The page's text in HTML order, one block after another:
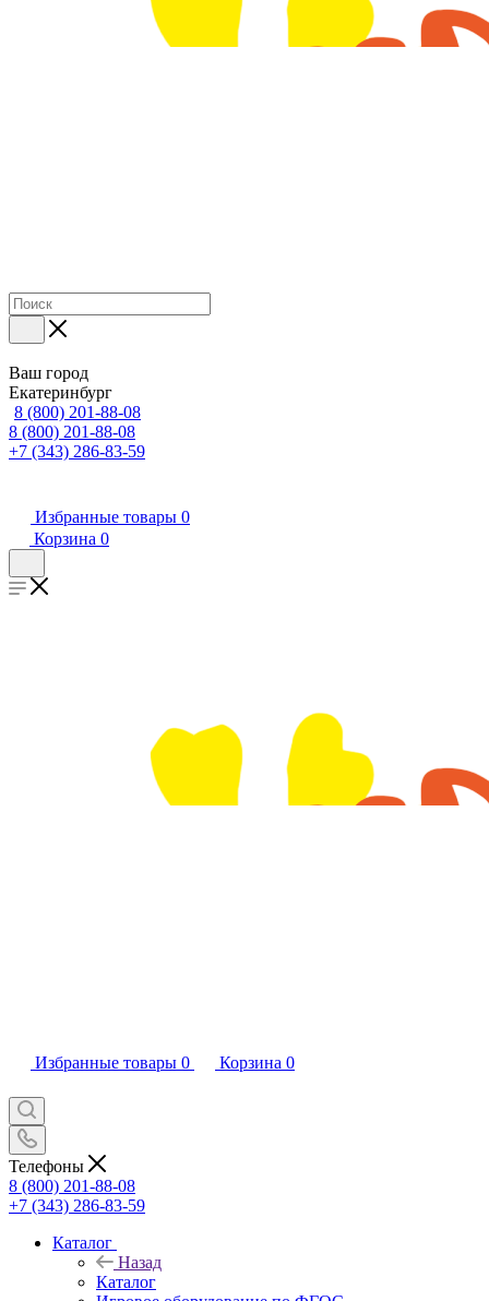
Ваш город
Екатеринбург
8 (800) 201-88-08
8 (800) 201-88-08
+7 (343) 286-83-59
Избранные товары 0
Корзина 0
Избранные товары 0 Корзина 0
Телефоны
8 (800) 201-88-08
+7 (343) 286-83-59
Каталог
Назад
Каталог